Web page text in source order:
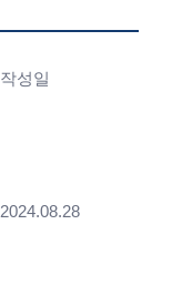
작성일
2024.08.28